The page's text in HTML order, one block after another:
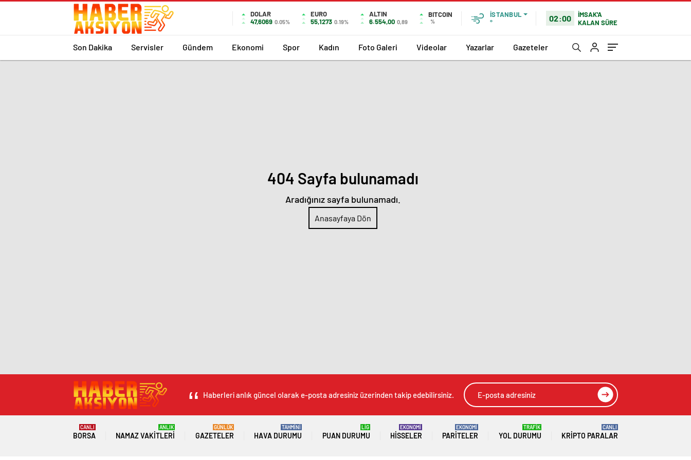
DOLAR
47,6069 0.05%
EURO
55,1273 0.19%
ALTIN
6.554,00 0,89
BITCOIN
%
İSTANBUL
°
02:00
İMSAK'A
KALAN SÜRE
Son Dakika Servisler Gündem Ekonomi Spor Kadın Foto Galeri Videolar Yazarlar Gazeteler
404 Sayfa bulunamadı
Aradığınız sayfa bulunamadı.
Anasayfaya Dön
Haberleri anlık güncel olarak e-posta adresiniz üzerinden takip edebilirsiniz.
BORSA
CANLI
NAMAZ VAKITLERI
ANLIK
GAZETELER
GÜNLÜK
HAVA DURUMU
TAHMİNİ
PUAN DURUMU
LİG
HISSELER
EKONOMİ
PARITELER
EKONOMİ
YOL DURUMU
TRAFİK
KRIPTO PARALAR
CANLI